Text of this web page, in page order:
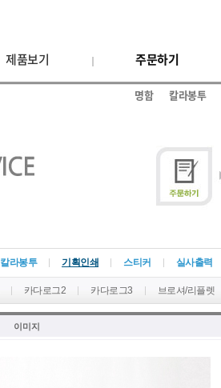
제품보기 주문하기
명함 칼라봉투
칼라봉투 기획인쇄 스티커 실사출력
카다로그2 카다로그3 브로셔/리플렛
이미지